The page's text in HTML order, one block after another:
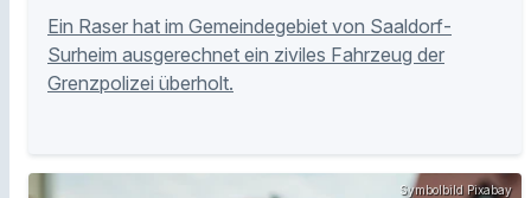
Ein Raser hat im Gemeindegebiet von Saaldorf-
Surheim ausgerechnet ein ziviles Fahrzeug der
Grenzpolizei überholt.
Symbolbild Pixabay